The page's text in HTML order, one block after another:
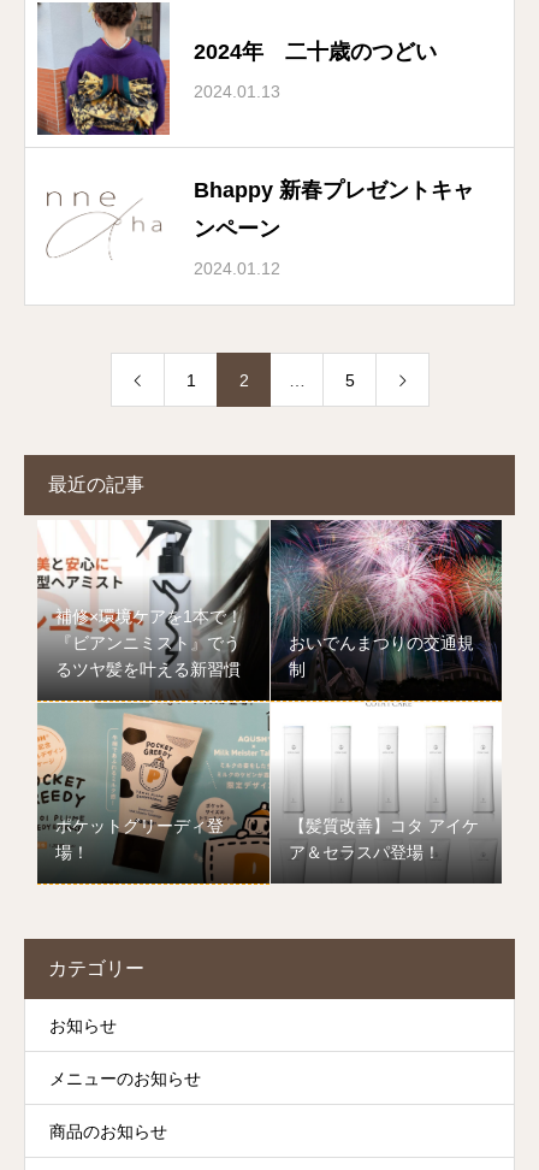
2024年 二十歳のつどい
2024.01.13
Bhappy 新春プレゼントキャ
ンペーン
2024.01.12
1 2 5
最近の記事
補修×環境ケアを1本で！
『ビアンニミスト』でう
るツヤ髪を叶える新習慣
おいでんまつりの交通規
制
ポケットグリーディ登
場！
【髪質改善】コタ アイケ
ア＆セラスパ登場！
カテゴリー
お知らせ
メニューのお知らせ
商品のお知らせ